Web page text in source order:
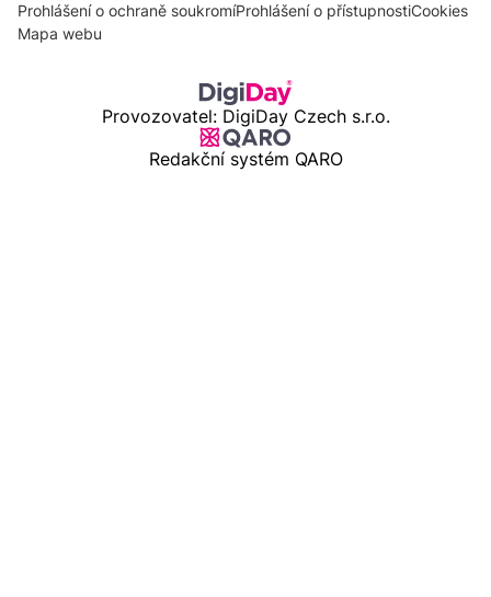
Prohlášení o ochraně soukromíProhlášení o přístupnostiCookies
Mapa webu
Provozovatel: DigiDay Czech s.r.o.
Redakční systém QARO